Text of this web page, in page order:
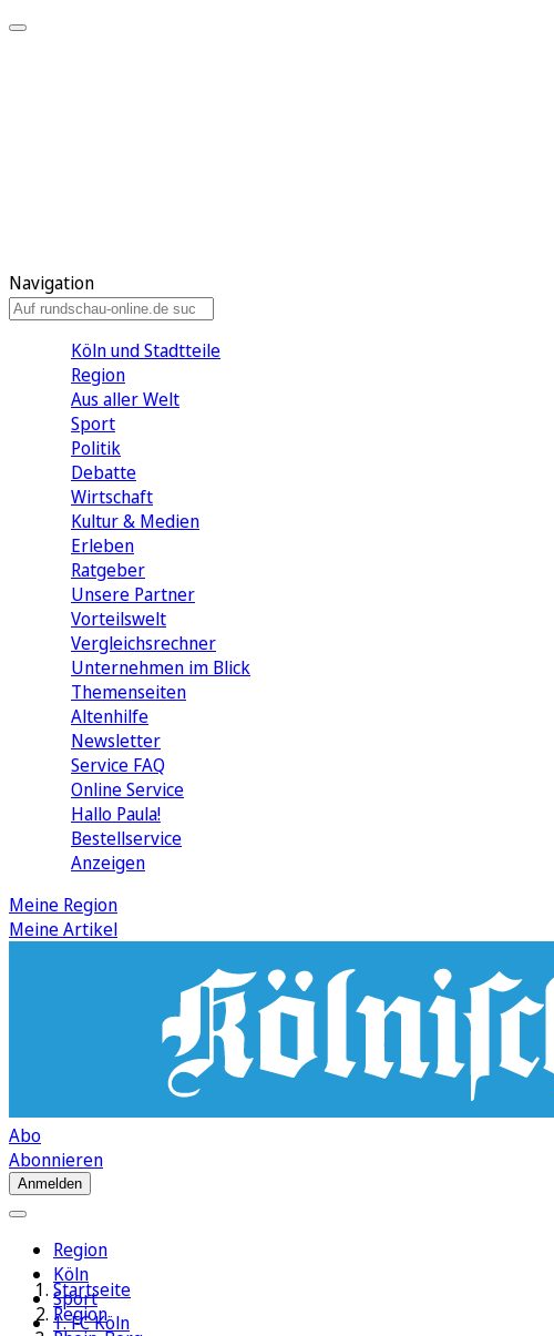
Navigation
Köln und Stadtteile
Region
Aus aller Welt
Sport
Politik
Debatte
Wirtschaft
Kultur & Medien
Erleben
Ratgeber
Unsere Partner
Vorteilswelt
Vergleichsrechner
Unternehmen im Blick
Themenseiten
Altenhilfe
Newsletter
Service FAQ
Online Service
Hallo Paula!
Bestellservice
Anzeigen
Meine Region
Meine Artikel
Abo
Abonnieren
Anmelden
Region
Köln
Sport
1. FC Köln
Startseite
Region